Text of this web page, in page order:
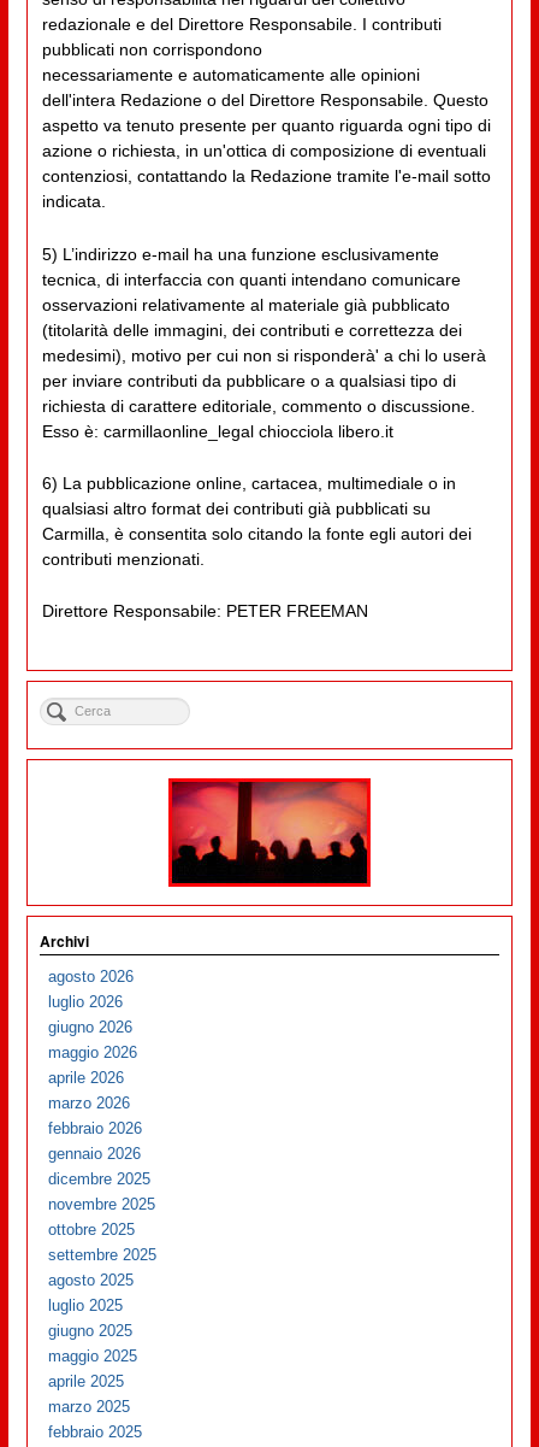
redazionale e del Direttore Responsabile. I contributi
pubblicati non corrispondono
necessariamente e automaticamente alle opinioni
dell'intera Redazione o del Direttore Responsabile. Questo
aspetto va tenuto presente per quanto riguarda ogni tipo di
azione o richiesta, in un'ottica di composizione di eventuali
contenziosi, contattando la Redazione tramite l'e-mail sotto
indicata.
5) L’indirizzo e-mail ha una funzione esclusivamente
tecnica, di interfaccia con quanti intendano comunicare
osservazioni relativamente al materiale già pubblicato
(titolarità delle immagini, dei contributi e correttezza dei
medesimi), motivo per cui non si risponderà' a chi lo userà
per inviare contributi da pubblicare o a qualsiasi tipo di
richiesta di carattere editoriale, commento o discussione.
Esso è: carmillaonline_legal chiocciola libero.it
6) La pubblicazione online, cartacea, multimediale o in
qualsiasi altro format dei contributi già pubblicati su
Carmilla, è consentita solo citando la fonte egli autori dei
contributi menzionati.
Direttore Responsabile: PETER FREEMAN
Archivi
agosto 2026
luglio 2026
giugno 2026
maggio 2026
aprile 2026
marzo 2026
febbraio 2026
gennaio 2026
dicembre 2025
novembre 2025
ottobre 2025
settembre 2025
agosto 2025
luglio 2025
giugno 2025
maggio 2025
aprile 2025
marzo 2025
febbraio 2025